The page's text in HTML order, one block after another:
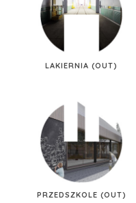
LAKIERNIA (OUT)
PRZEDSZKOLE (OUT)